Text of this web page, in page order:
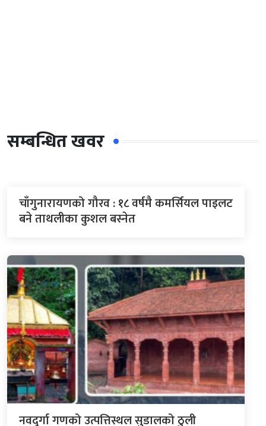
सम्बन्धित खवर
चाँगुनारायणको गौरव : १८ वर्षमै कमर्सियल पाइलट
बने ताथलीका कुशल बस्नेत
नवदुर्गा गणको उत्पत्तिस्थल सुडालको ठुली